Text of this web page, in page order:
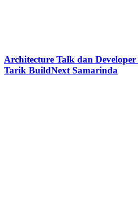
Architecture Talk dan
Tarik BuildNext Samarinda